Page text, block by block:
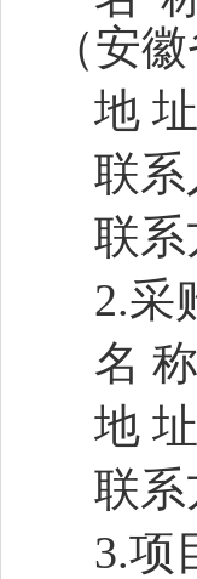
（安
地
联
联系
2.采
名
地
联系
3.项